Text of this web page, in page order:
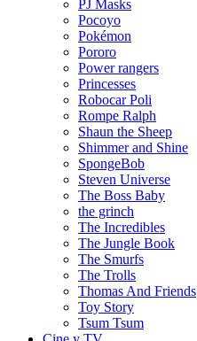
PJ Masks
Pocoyo
Pokémon
Pororo
Power rangers
Princesses
Robocar Poli
Rompe Ralph
Shaun the Sheep
Shimmer and Shine
SpongeBob
Steven Universe
The Boss Baby
the grinch
The Incredibles
The Jungle Book
The Smurfs
The Trolls
Thomas And Friends
Toy Story
Tsum Tsum